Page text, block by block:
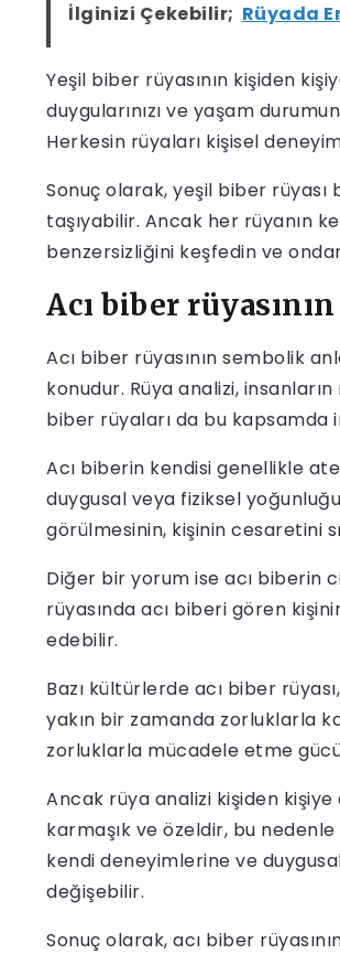
İlginizi Çekebilir; Rüyada
Yeşil biber rüyasının kişiden
duygularınızı ve yaşam
Herkesin rüyaları kişisel
Sonuç olarak, yeşil biber
taşıyabilir. Ancak her rüyanın
benzersizliğini keşfedin ve
Acı biber
Acı biber rüyasının sembolik
konudur. Rüya analizi,
biber rüyaları da bu
Acı biberin kendisi genellikle
duygusal veya fiziksel
görülmesinin, kişinin cesaretini
Diğer bir yorum ise acı biberin
rüyasında acı biberi gören
edebilir.
Bazı kültürlerde acı biber
yakın bir zamanda zorluklarla
zorluklarla mücadele etme
Ancak rüya analizi kişiden
karmaşık ve özeldir, bu
kendi deneyimlerine ve
değişebilir.
Sonuç olarak, acı biber